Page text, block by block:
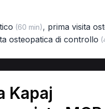
(60 min), prima visita
osteopatica di controllo
Kapaj